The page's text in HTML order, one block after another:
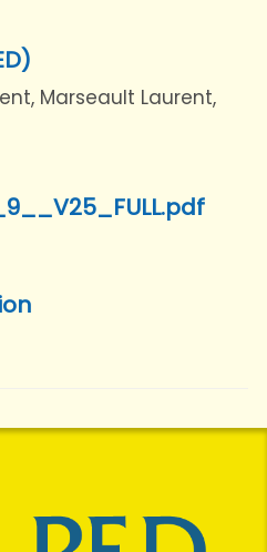
Marseault Laurent,